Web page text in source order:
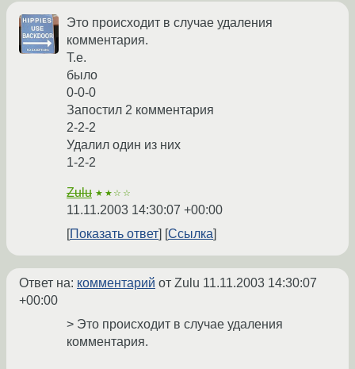
Это происходит в случае удаления
комментария.
Т.е.
было
0-0-0
Запостил 2 комментария
2-2-2
Удалил один из них
1-2-2
Zulu ★★☆☆
11.11.2003 14:30:07 +00:00
Показать ответ
Ссылка
Ответ на: комментарий от Zulu 11.11.2003 14:30:07
+00:00
> Это происходит в случае удаления
комментария.